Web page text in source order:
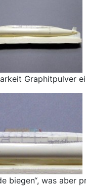
Graphitpulver
biegen“, was